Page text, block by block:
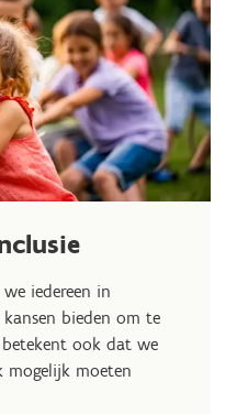
iedereen in
bieden om te
ook dat we
mogelijk moeten